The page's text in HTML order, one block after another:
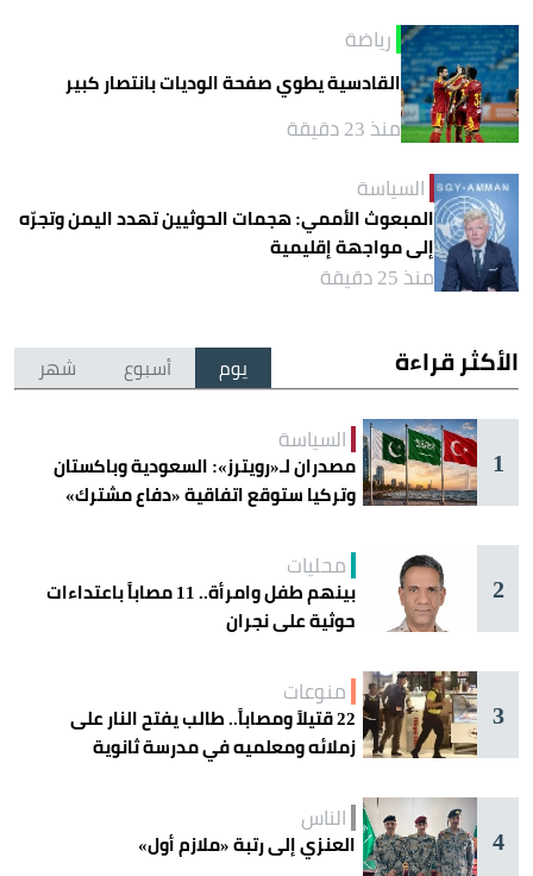
رياضة
القادسية يطوي صفحة الوديات بانتصار كبير
منذ 23 دقيقة
السياسة
المبعوث الأممي: هجمات الحوثيين تهدد اليمن وتجرّه
إلى مواجهة إقليمية
منذ 25 دقيقة
الأكثر قراءة يوم أسبوع شهر
1
السياسة
مصدران لـ«رويترز»: السعودية وباكستان
وتركيا ستوقع اتفاقية «دفاع مشترك»
2
محليات
بينهم طفل وامرأة.. 11 مصاباً باعتداءات
حوثية على نجران
3
منوعات
22 قتيلاً ومصاباً.. طالب يفتح النار على
زملائه ومعلميه في مدرسة ثانوية
4
الناس
العنزي إلى رتبة «ملازم أول»